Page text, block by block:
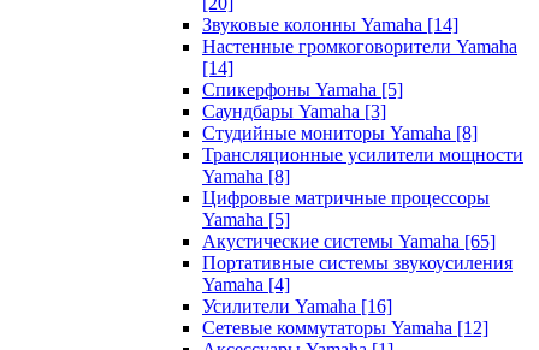
Звуковые колонны Yamaha [14]
Настенные громкоговорители Yamaha
[14]
Спикерфоны Yamaha [5]
Саундбары Yamaha [3]
Студийные мониторы Yamaha [8]
Трансляционные усилители мощности
Yamaha [8]
Цифровые матричные процессоры
Yamaha [5]
Акустические системы Yamaha [65]
Портативные системы звукоусиления
Yamaha [4]
Усилители Yamaha [16]
Сетевые коммутаторы Yamaha [12]